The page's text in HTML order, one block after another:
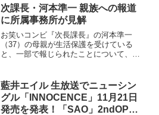
た。 北川とももクロは、ドラマの撮影
スタジオで初対面...
次課長・河本準一 親族への報道
に所属事務所が見解
お笑いコンビ『次長課長』の河本準一
（37）の母親が生活保護を受けている
と、一部で報じられたことについて、河
た。 17日発売の『週刊文春』（文藝春
秋）、『週刊新潮』（新潮...
藍井エイル 生放送でニューシン
グル「INNOCENCE」11月21日
発売を発表！「SAO」2ndOPに